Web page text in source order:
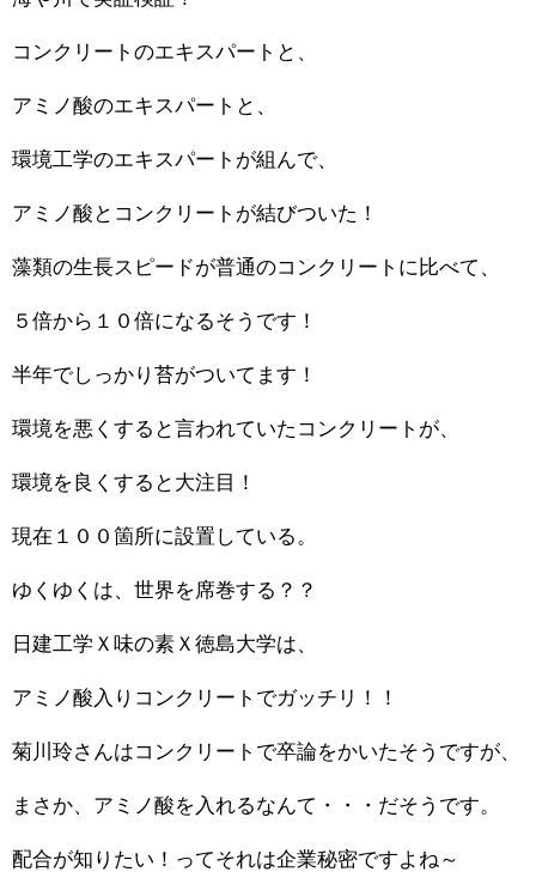
コンクリートのエキスパートと、
アミノ酸のエキスパートと、
環境工学のエキスパートが組んで、
アミノ酸とコンクリートが結びついた！
藻類の生長スピードが普通のコンクリートに比べて、
５倍から１０倍になるそうです！
半年でしっかり苔がついてます！
環境を悪くすると言われていたコンクリートが、
環境を良くすると大注目！
現在１００箇所に設置している。
ゆくゆくは、世界を席巻する？？
日建工学Ｘ味の素Ｘ徳島大学は、
アミノ酸入りコンクリートでガッチリ！！
菊川玲さんはコンクリートで卒論をかいたそうですが、
まさか、アミノ酸を入れるなんて・・・だそうです。
配合が知りたい！ってそれは企業秘密ですよね～